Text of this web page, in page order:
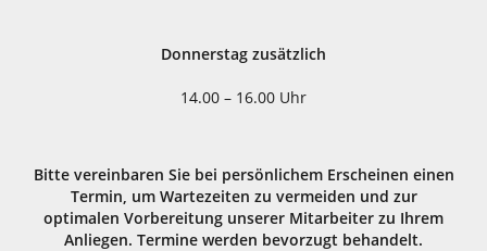
Donnerstag zusätzlich
14.00 – 16.00 Uhr
Bitte vereinbaren Sie bei persönlichem Erscheinen einen
Termin, um Wartezeiten zu vermeiden und zur
optimalen Vorbereitung unserer Mitarbeiter zu Ihrem
Anliegen. Termine werden bevorzugt behandelt.